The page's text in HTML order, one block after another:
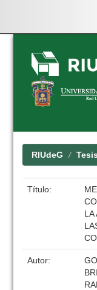
Skip
navigation
RIUdeG Tesis
Título:
LA
Autor: